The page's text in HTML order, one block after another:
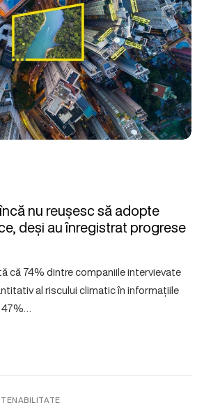
nu reușesc să adopte
deși au înregistrat progrese
că 74% dintre companiile intervievate
al riscului climatic în informațiile
47%…